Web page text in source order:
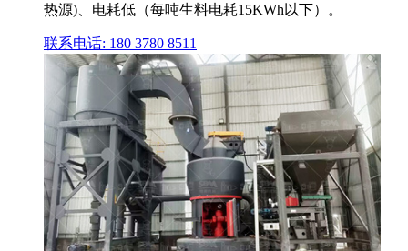
热源)、电耗低（每吨生料电耗15KWh以下）。
联系电话: 180 3780 8511